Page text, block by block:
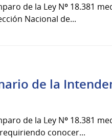
de la Ley Nº 18.381
Nacional de...
de la
de la Ley Nº 18.381
conocer...